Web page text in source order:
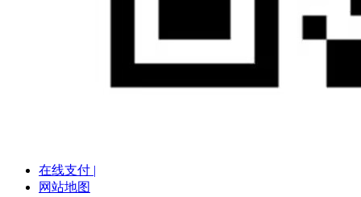
在线支付 |
网站地图